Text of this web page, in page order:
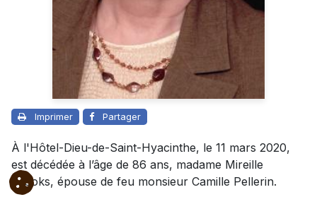
Imprimer Partager
À l'Hôtel-Dieu-de-Saint-Hyacinthe, le 11 mars 2020,
est décédée à l’âge de 86 ans, madame Mireille
Brooks, épouse de feu monsieur Camille Pellerin.